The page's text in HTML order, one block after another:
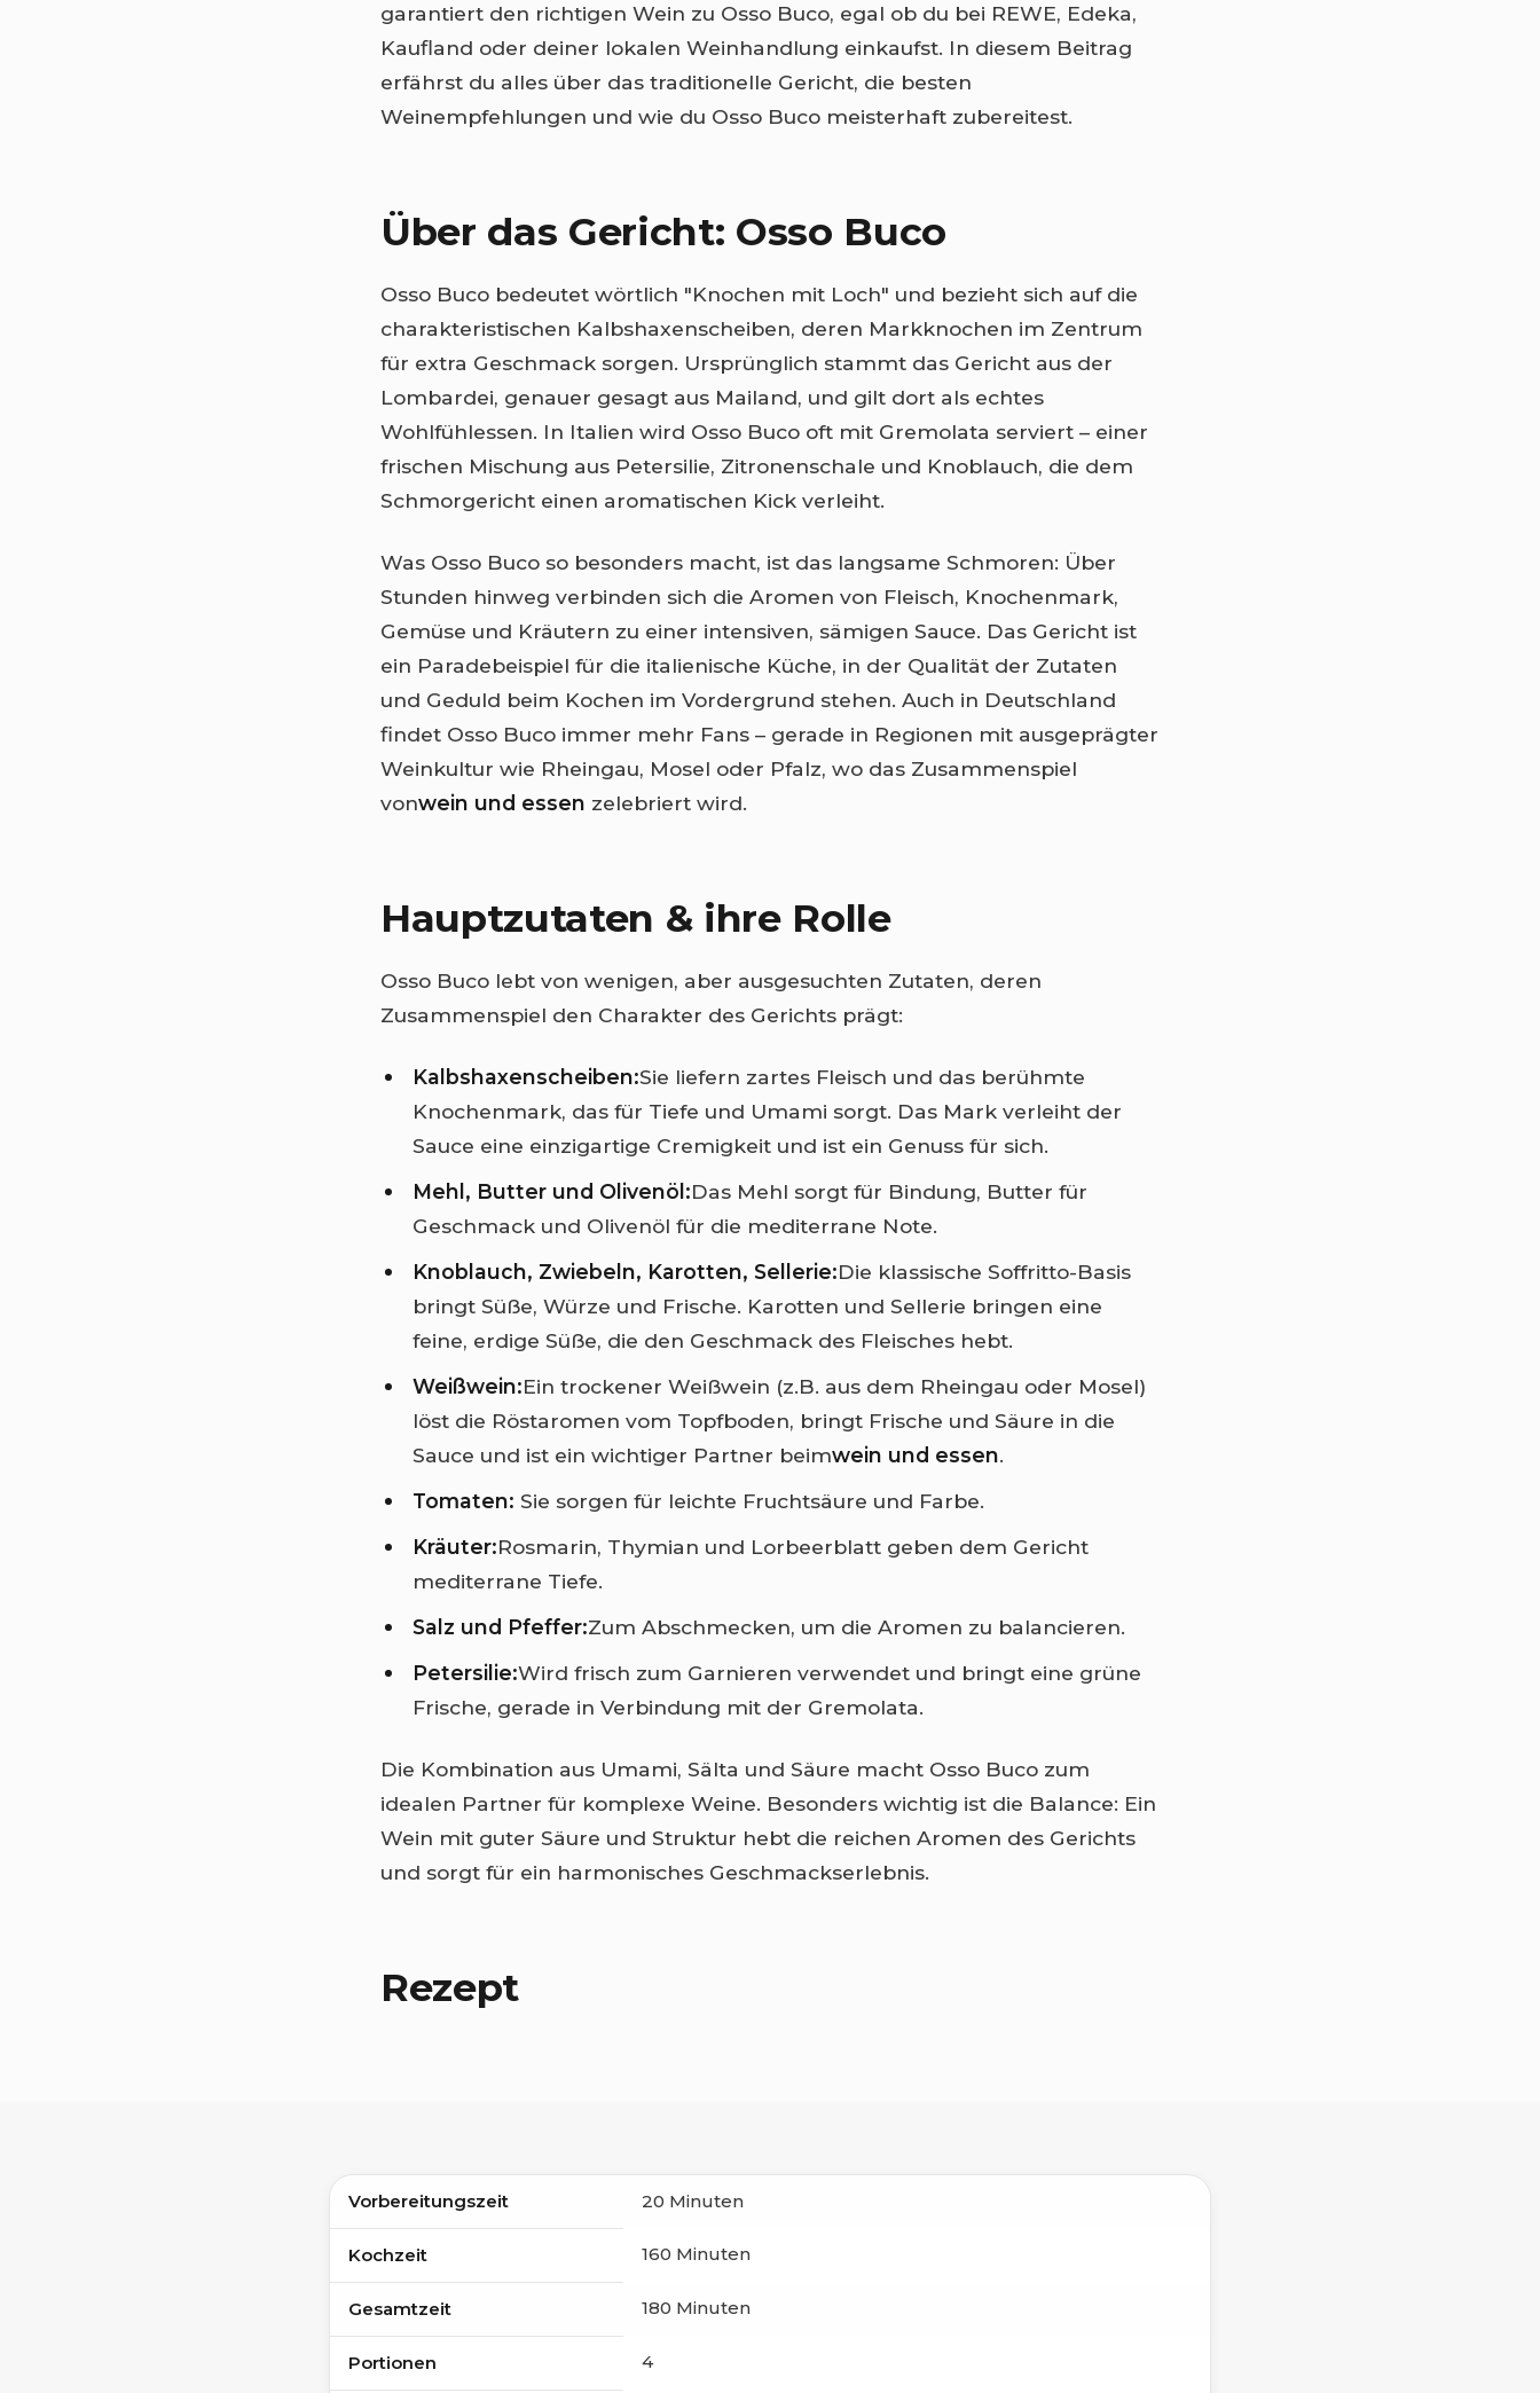
garantiert den richtigen Wein zu Osso Buco, egal ob du bei REWE, Edeka,
Kaufland oder deiner lokalen Weinhandlung einkaufst. In diesem Beitrag
erfährst du alles über das traditionelle Gericht, die besten
Weinempfehlungen und wie du Osso Buco meisterhaft zubereitest.
Über das Gericht: Osso Buco
Osso Buco bedeutet wörtlich "Knochen mit Loch" und bezieht sich auf die
charakteristischen Kalbshaxenscheiben, deren Markknochen im Zentrum
für extra Geschmack sorgen. Ursprünglich stammt das Gericht aus der
Lombardei, genauer gesagt aus Mailand, und gilt dort als echtes
Wohlfühlessen. In Italien wird Osso Buco oft mit Gremolata serviert – einer
frischen Mischung aus Petersilie, Zitronenschale und Knoblauch, die dem
Schmorgericht einen aromatischen Kick verleiht.
Was Osso Buco so besonders macht, ist das langsame Schmoren: Über
Stunden hinweg verbinden sich die Aromen von Fleisch, Knochenmark,
Gemüse und Kräutern zu einer intensiven, sämigen Sauce. Das Gericht ist
ein Paradebeispiel für die italienische Küche, in der Qualität der Zutaten
und Geduld beim Kochen im Vordergrund stehen. Auch in Deutschland
findet Osso Buco immer mehr Fans – gerade in Regionen mit ausgeprägter
Weinkultur wie Rheingau, Mosel oder Pfalz, wo das Zusammenspiel
vonwein und essen zelebriert wird.
Hauptzutaten & ihre Rolle
Osso Buco lebt von wenigen, aber ausgesuchten Zutaten, deren
Zusammenspiel den Charakter des Gerichts prägt:
Kalbshaxenscheiben:Sie liefern zartes Fleisch und das berühmte
Knochenmark, das für Tiefe und Umami sorgt. Das Mark verleiht der
Sauce eine einzigartige Cremigkeit und ist ein Genuss für sich.
Mehl, Butter und Olivenöl:Das Mehl sorgt für Bindung, Butter für
Geschmack und Olivenöl für die mediterrane Note.
Knoblauch, Zwiebeln, Karotten, Sellerie:Die klassische Soffritto-Basis
bringt Süße, Würze und Frische. Karotten und Sellerie bringen eine
feine, erdige Süße, die den Geschmack des Fleisches hebt.
Weißwein:Ein trockener Weißwein (z.B. aus dem Rheingau oder Mosel)
löst die Röstaromen vom Topfboden, bringt Frische und Säure in die
Sauce und ist ein wichtiger Partner beimwein und essen.
Tomaten: Sie sorgen für leichte Fruchtsäure und Farbe.
Kräuter:Rosmarin, Thymian und Lorbeerblatt geben dem Gericht
mediterrane Tiefe.
Salz und Pfeffer:Zum Abschmecken, um die Aromen zu balancieren.
Petersilie:Wird frisch zum Garnieren verwendet und bringt eine grüne
Frische, gerade in Verbindung mit der Gremolata.
Die Kombination aus Umami, Sälta und Säure macht Osso Buco zum
idealen Partner für komplexe Weine. Besonders wichtig ist die Balance: Ein
Wein mit guter Säure und Struktur hebt die reichen Aromen des Gerichts
und sorgt für ein harmonisches Geschmackserlebnis.
Rezept
Vorbereitungszeit 20 Minuten
Kochzeit 160 Minuten
Gesamtzeit 180 Minuten
Portionen 4